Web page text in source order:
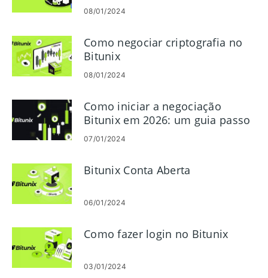
08/01/2024
Como negociar criptografia no
Bitunix
08/01/2024
Como iniciar a negociação
Bitunix em 2026: um guia passo
a passo para iniciantes
07/01/2024
Bitunix Conta Aberta
06/01/2024
Como fazer login no Bitunix
03/01/2024